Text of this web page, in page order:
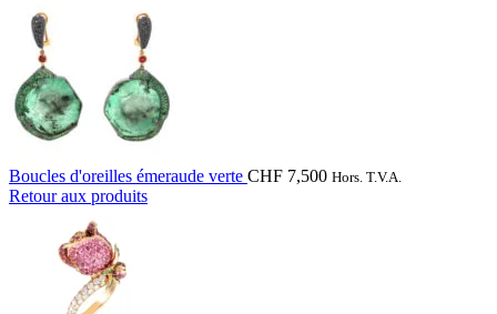
Boucles d'oreilles émeraude verte CHF 7,500 Hors. T.V.A.
Retour aux produits